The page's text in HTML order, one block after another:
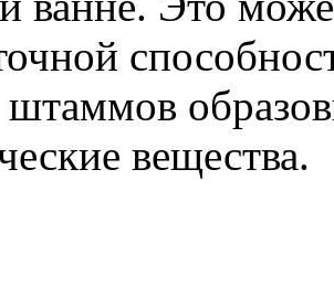
штаммов
вещества.